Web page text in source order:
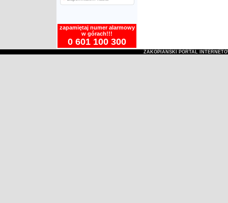
zapamiętaj numer alarmowy
w górach!!!
0 601 100 300
ZAKOPIAŃSKI PORTAL